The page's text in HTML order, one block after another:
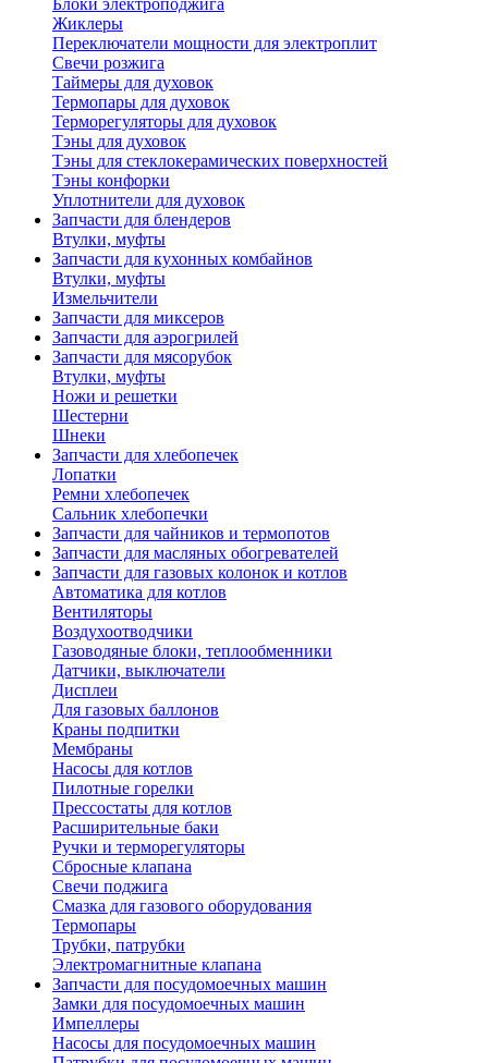
Блоки электроподжига
Жиклеры
Переключатели мощности для электроплит
Свечи розжига
Таймеры для духовок
Термопары для духовок
Терморегуляторы для духовок
Тэны для духовок
Тэны для стеклокерамических поверхностей
Тэны конфорки
Уплотнители для духовок
Запчасти для блендеров
Втулки, муфты
Запчасти для кухонных комбайнов
Втулки, муфты
Измельчители
Запчасти для миксеров
Запчасти для аэрогрилей
Запчасти для мясорубок
Втулки, муфты
Ножи и решетки
Шестерни
Шнеки
Запчасти для хлебопечек
Лопатки
Ремни хлебопечек
Сальник хлебопечки
Запчасти для чайников и термопотов
Запчасти для масляных обогревателей
Запчасти для газовых колонок и котлов
Автоматика для котлов
Вентиляторы
Воздухоотводчики
Газоводяные блоки, теплообменники
Датчики, выключатели
Дисплеи
Для газовых баллонов
Краны подпитки
Мембраны
Насосы для котлов
Пилотные горелки
Прессостаты для котлов
Расширительные баки
Ручки и терморегуляторы
Сбросные клапана
Свечи поджига
Смазка для газового оборудования
Термопары
Трубки, патрубки
Электромагнитные клапана
Запчасти для посудомоечных машин
Замки для посудомоечных машин
Импеллеры
Насосы для посудомоечных машин